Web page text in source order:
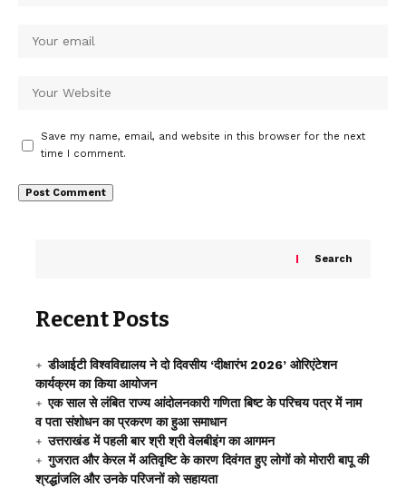
Save my name, email, and website in this browser for the next
time I comment.
Search
Recent Posts
डीआईटी विश्वविद्यालय ने दो दिवसीय ‘दीक्षारंभ 2026’ ओरिएंटेशन
कार्यक्रम का किया आयोजन
एक साल से लंबित राज्य आंदोलनकारी गणिता बिष्ट के परिचय पत्र में नाम
व पता संशोधन का प्रकरण का हुआ समाधान
उत्तराखंड में पहली बार श्री श्री वेलबीइंग का आगमन
गुजरात और केरल में अतिवृष्टि के कारण दिवंगत हुए लोगों को मोरारी बापू की
श्रद्धांजलि और उनके परिजनों को सहायता